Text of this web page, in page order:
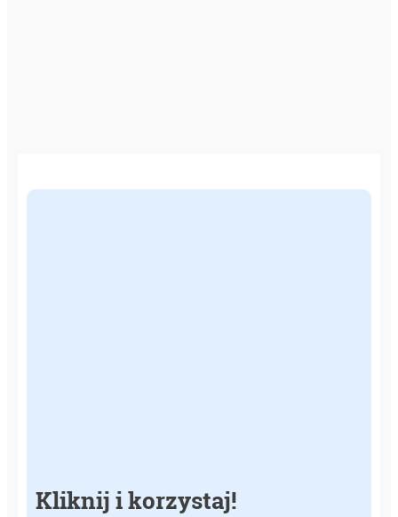
Kliknij i korzystaj!